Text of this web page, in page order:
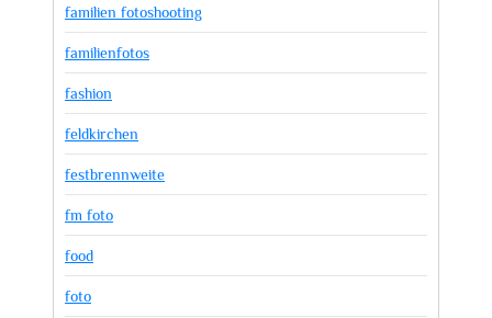
familien fotoshooting
familienfotos
fashion
feldkirchen
festbrennweite
fm foto
food
foto